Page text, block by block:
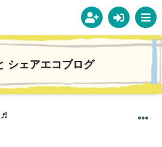
シェアエコブログ